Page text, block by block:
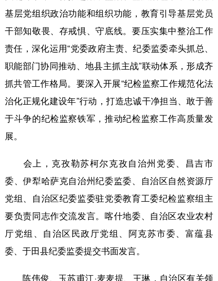
基层党组织政治功能和组织功能，教育引导基层党员
干部知敬畏、存戒惧、守底线。要压实集中整治工作
责任，深化运用“党委政府主责、纪委监委牵头抓总、
职能部门协同推动、地县主抓主战”联动体系，形成齐
抓共管工作格局。要深入开展“纪检监察工作规范化法
治化正规化建设年”行动，打造忠诚干净担当、敢于善
于斗争的纪检监察铁军，推动纪检监察工作高质量发
展。
会上，克孜勒苏柯尔克孜自治州党委、昌吉市
委、伊犁哈萨克自治州纪委监委、自治区自然资源厅
党组、自治区纪委监委驻党委教育工委纪检监察组主
要负责同志作交流发言。喀什地委、自治区农业农村
厅党组、自治区民政厅党组、阿克苏市委、富蕴县
委、于田县纪委监委提交书面发言。
陈伟俊、玉苏甫江·麦麦提、王琳，自治区有关领